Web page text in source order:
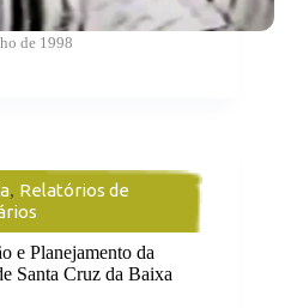
de 1998
, Relatórios de
e Planejamento da
Santa Cruz da Baixa